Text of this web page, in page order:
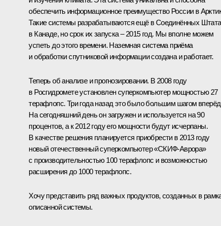
обеспечить информационное преимущество России в
Такие системы разрабатываются ещё в Соединённых
в Канаде, но срок их запуска – 2015 год. Мы вполне можем
успеть до этого времени. Наземная система приёма
и обработки спутниковой информации создана и работает.
Теперь об анализе и прогнозировании. В 2008 году
в Росгидромете установлен суперкомпьютер мощностью 27
терафлопс. Три года назад это было большим шагом
На сегодняшний день он загружен и используется на 90
процентов, а к 2012 году его мощности будут исчерпаны.
В качестве решения планируется приобрести в 2013 году
новый отечественный суперкомпьютер «СКИФ-Аврора»
с производительностью 100 терафлопс и возможностью
расширения до 1000 терафлопс.
Хочу представить ряд важных продуктов, созданных в
описанной системы.